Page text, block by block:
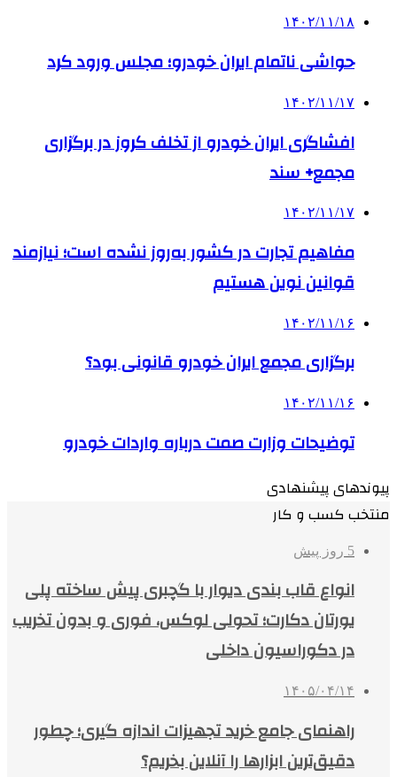
۱۴۰۲/۱۱/۱۸
حواشی ناتمام ایران خودرو؛ مجلس ورود کرد
۱۴۰۲/۱۱/۱۷
افشاگری ایران خودرو از تخلف کروز در برگزاری
مجمع+ سند
۱۴۰۲/۱۱/۱۷
مفاهیم تجارت در کشور به‌روز نشده است؛ نیازمند
قوانین نوین هستیم
۱۴۰۲/۱۱/۱۶
برگزاری مجمع ایران خودرو قانونی بود؟
۱۴۰۲/۱۱/۱۶
توضیحات وزارت صمت درباره واردات خودرو
پیوندهای پیشنهادی
منتخب کسب و کار
5 روز پیش
انواع قاب بندی دیوار با گچبری پیش ساخته پلی
یورتان دکارت؛ تحولی لوکس، فوری و بدون تخریب
در دکوراسیون داخلی
۱۴۰۵/۰۴/۱۴
راهنمای جامع خرید تجهیزات اندازه گیری؛ چطور
دقیق‌ترین ابزارها را آنلاین بخریم؟